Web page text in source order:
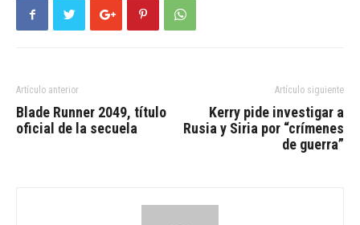
Artículo anterior
Blade Runner 2049, título
oficial de la secuela
Artículo siguiente
Kerry pide investigar a
Rusia y Siria por “crímenes
de guerra”